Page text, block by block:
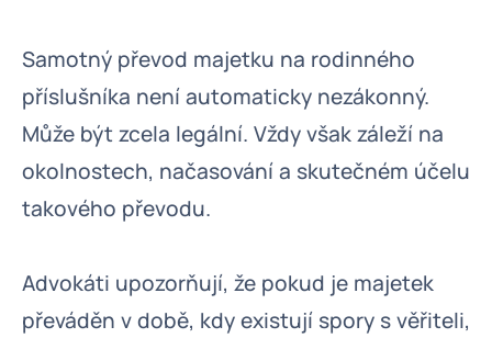
Samotný převod majetku na rodinného
příslušníka není automaticky nezákonný.
Může být zcela legální. Vždy však záleží na
okolnostech, načasování a skutečném účelu
takového převodu.
Advokáti upozorňují, že pokud je majetek
převáděn v době, kdy existují spory s věřiteli,